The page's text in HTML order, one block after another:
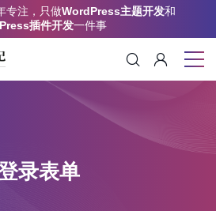
专注，只做WordPress主题开发和
插件开发一件事
录表单